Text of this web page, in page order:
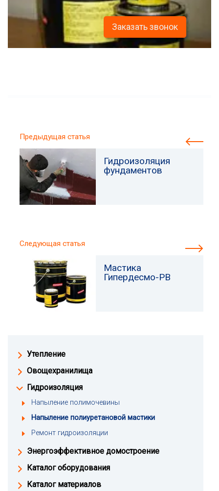
Заказать звонок
Утепление
Овощехранилища
Гидроизоляция
Напыление полимочевины
Напыление полиуретановой мастики
Ремонт гидроизоляции
Энергоэффективное домостроение
Каталог оборудования
Каталог материалов
Предыдущая статья
Гидроизоляция
фундаментов
Следующая статья
Мастика
Гипердесмо-РВ